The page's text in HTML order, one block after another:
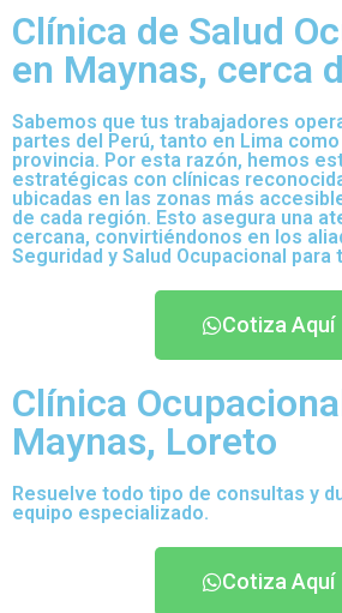
Clínica de Salud
en Maynas, cerca
Sabemos que tus trabajadores
partes del Perú, tanto en Lima
provincia. Por esta razón, hemos
estratégicas con clínicas
ubicadas en las zonas más
de cada región. Esto asegura una
cercana, convirtiéndonos en los
Seguridad y Salud Ocupacional para
Cotiza Aquí
Clínica
Maynas, Loreto
Resuelve todo tipo de consultas y
equipo especializado.
Cotiza Aquí